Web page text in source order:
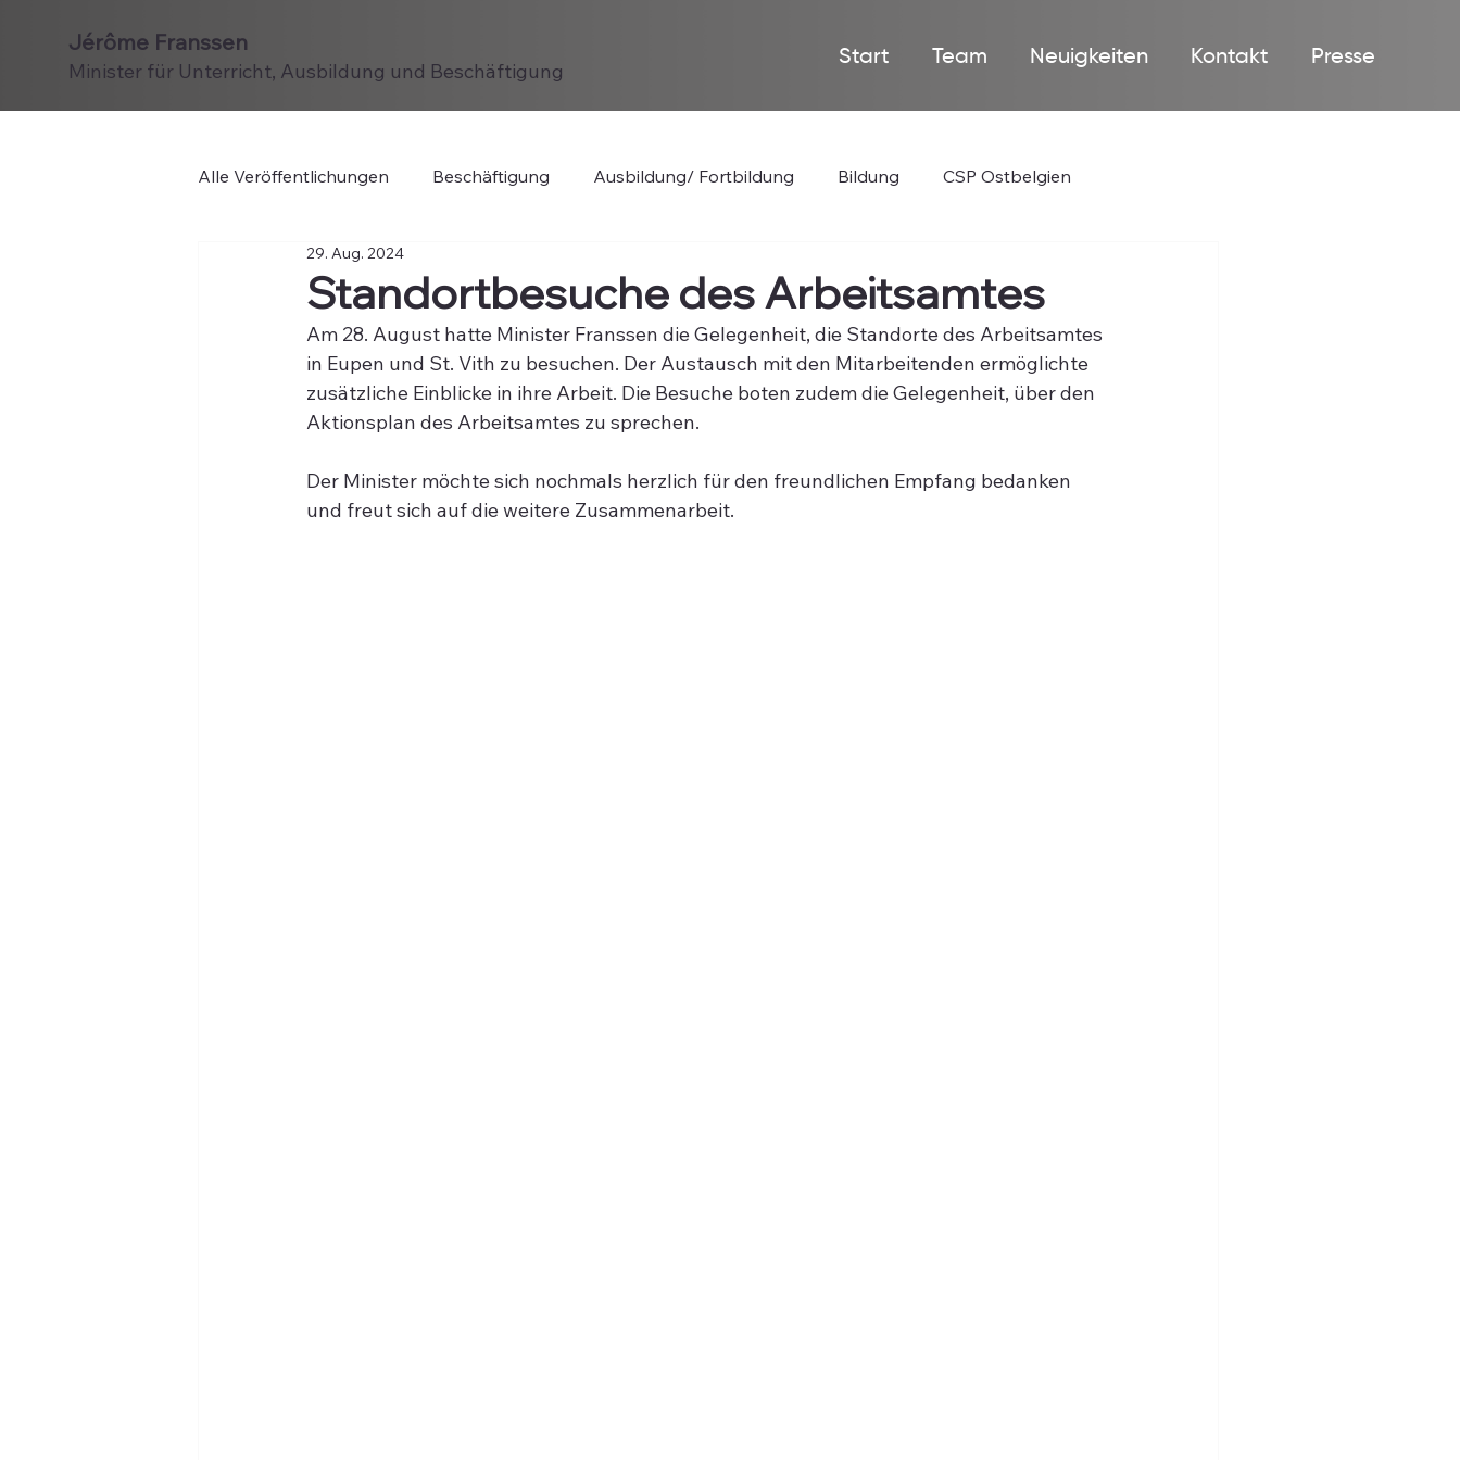
Jérôme Franssen
Minister für Unterricht, Ausbildung und Beschäftigung
Start Team Neuigkeiten Kontakt Presse
Alle Veröffentlichungen Beschäftigung Ausbildung/ Fortbildung Bildung CSP Ostbelgien
Standortbesuche des Arbeitsamtes
29. Aug. 2024
Am 28. August hatte Minister Franssen die Gelegenheit, die Standorte des Arbeitsamtes
in Eupen und St. Vith zu besuchen. Der Austausch mit den Mitarbeitenden ermöglichte
zusätzliche Einblicke in ihre Arbeit. Die Besuche boten zudem die Gelegenheit, über den
Aktionsplan des Arbeitsamtes zu sprechen.
Der Minister möchte sich nochmals herzlich für den freundlichen Empfang bedanken
und freut sich auf die weitere Zusammenarbeit.